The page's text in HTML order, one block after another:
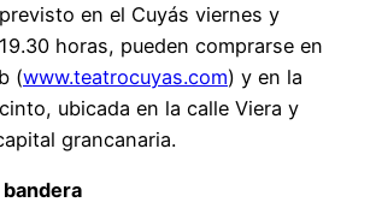
en el Cuyás viernes y
horas, pueden comprarse en
(www.teatrocuyas.com) y en la
ubicada en la calle Viera y
grancanaria.